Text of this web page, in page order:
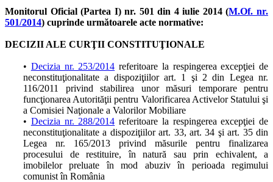
Monitorul Oficial (Partea I) nr. 501 din 4 iulie 2014 (M.Of. nr.
501/2014) cuprinde următoarele acte normative:
DECIZII ALE CURŢII CONSTITUŢIONALE
• Decizia nr. 253/2014 referitoare la respingerea excepţiei de
neconstituţionalitate a dispoziţiilor art. 1 şi 2 din Legea nr.
116/2011 privind stabilirea unor măsuri temporare pentru
funcţionarea Autorităţii pentru Valorificarea Activelor Statului şi
a Comisiei Naţionale a Valorilor Mobiliare
• Decizia nr. 288/2014 referitoare la respingerea excepţiei de
neconstituţionalitate a dispoziţiilor art. 33, art. 34 şi art. 35 din
Legea nr. 165/2013 privind măsurile pentru finalizarea
procesului de restituire, în natură sau prin echivalent, a
imobilelor preluate în mod abuziv în perioada regimului
comunist în România